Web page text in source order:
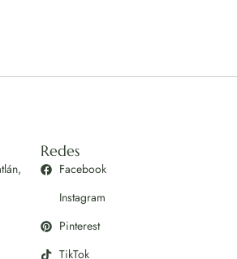
Redes
Facebook
Instagram
Pinterest
TikTok